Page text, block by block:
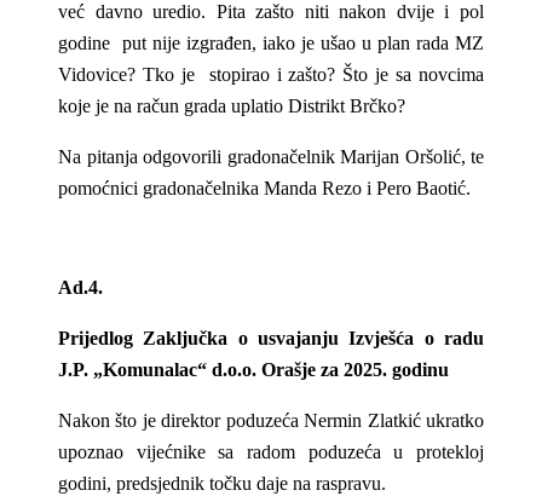
već davno uredio. Pita zašto niti nakon dvije i pol
godine put nije izgrađen, iako je ušao u plan rada MZ
Vidovice? Tko je stopirao i zašto? Što je sa novcima
koje je na račun grada uplatio Distrikt Brčko?
Na pitanja odgovorili gradonačelnik Marijan Oršolić, te
pomoćnici gradonačelnika Manda Rezo i Pero Baotić.
Ad.4.
Prijedlog Zaključka o usvajanju Izvješća o radu
J.P. „Komunalac“ d.o.o. Orašje za 2025. godinu
Nakon što je direktor poduzeća Nermin Zlatkić ukratko
upoznao vijećnike sa radom poduzeća u protekloj
godini, predsjednik točku daje na raspravu.